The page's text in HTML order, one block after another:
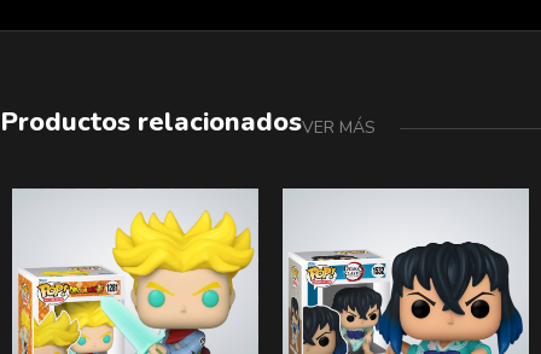
Productos relacionadosVER MÁS